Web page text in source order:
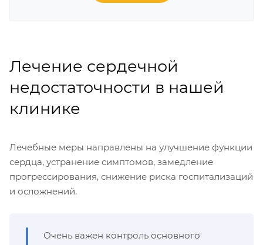
Лечение сердечной
недостаточности в нашей
клинике
Лечебные меры направлены на улучшение функции
сердца, устранение симптомов, замедление
прогрессирования, снижение риска госпитализаций
и осложнений.
Очень важен контроль основного